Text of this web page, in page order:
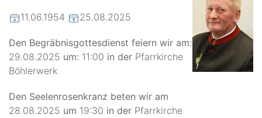
11.06.1954 25.08.2025
Den Begräbnisgottesdienst feiern wir am:
29.08.2025 um: 11:00 in der Pfarrkirche
Böhlerwerk
Den Seelenrosenkranz beten wir am
28.08.2025 um 19:30 in der Pfarrkirche